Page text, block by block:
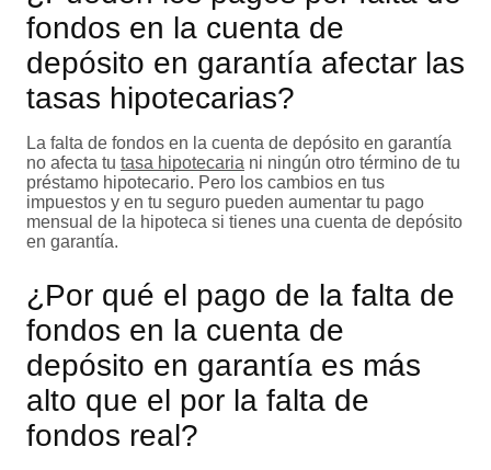
fondos en la cuenta de
depósito en garantía afectar las
tasas hipotecarias?
La falta de fondos en la cuenta de depósito en garantía
no afecta tu tasa hipotecaria ni ningún otro término de tu
préstamo hipotecario. Pero los cambios en tus
impuestos y en tu seguro pueden aumentar tu pago
mensual de la hipoteca si tienes una cuenta de depósito
en garantía.
¿Por qué el pago de la falta de
fondos en la cuenta de
depósito en garantía es más
alto que el por la falta de
fondos real?